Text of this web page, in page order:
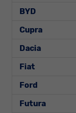
BYD
Cupra
Dacia
Fiat
Ford
Futura